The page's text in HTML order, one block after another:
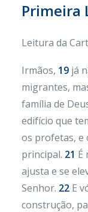
Primeira
Leitura da
Irmãos, 19 já
migrantes,
família de
edifício que
os profetas, e
principal. 21 É
ajusta e se
Senhor. 22 E
construção,